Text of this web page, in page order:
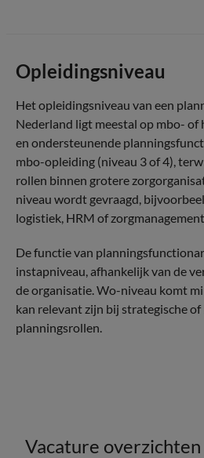
Opleidingsniveau
Het opleidingsniveau van een
Nederland ligt meestal op mbo- of
en ondersteunende
mbo-opleiding (niveau 3 of 4),
rollen binnen grotere
niveau wordt gevraagd,
logistiek, HRM of
De functie van
instapniveau, afhankelijk van de
de organisatie. Wo-niveau komt
kan relevant zijn bij strategische
planningsrollen.
Vacature overzichten